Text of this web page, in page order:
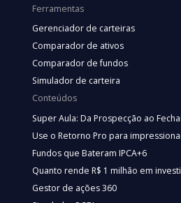
Ferramentas
Gerenciador de carteiras
Comparador de ativos
Comparador de fundos
Simulador de carteira
Conteúdos
Super Aula: Da Prospecção ao
Use o Retorno Pro para
Fundos que Bateram IPCA+6
Quanto rende R$ 1 milhão em
Gestor de ações 360